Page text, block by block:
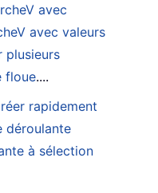
avec
avec valeurs
plusieurs
floue....
rapidement
déroulante
à sélection